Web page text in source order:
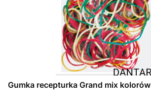
Gumka recepturka Grand mix kolorów